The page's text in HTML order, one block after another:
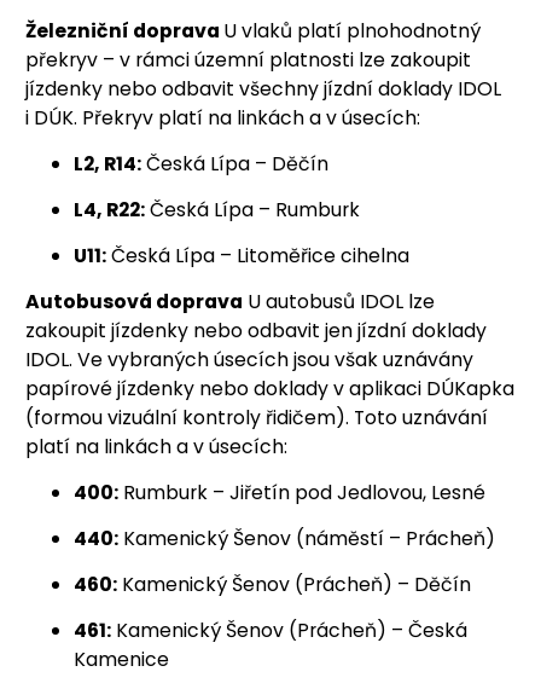
Železniční doprava U vlaků platí plnohodnotný
překryv – v rámci územní platnosti lze zakoupit
jízdenky nebo odbavit všechny jízdní doklady IDOL
i DÚK. Překryv platí na linkách a v úsecích:
L2, R14:Česká Lípa – Děčín
L4, R22:Česká Lípa – Rumburk
U11:Česká Lípa – Litoměřice cihelna
Autobusová doprava U autobusů IDOL lze
zakoupit jízdenky nebo odbavit jen jízdní doklady
IDOL. Ve vybraných úsecích jsou však uznávány
papírové jízdenky nebo doklady v aplikaci DÚKapka
(formou vizuální kontroly řidičem). Toto uznávání
platí na linkách a v úsecích:
400: Rumburk – Jiřetín pod Jedlovou, Lesné
440: Kamenický Šenov (náměstí – Prácheň)
460: Kamenický Šenov (Prácheň) – Děčín
461: Kamenický Šenov (Prácheň) – Česká
Kamenice